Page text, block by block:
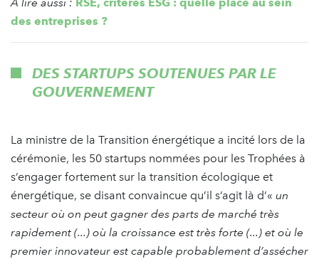
des entreprises ?
DES STARTUPS SOUTENUES PAR LE
GOUVERNEMENT
La ministre de la Transition énergétique a incité lors de la
cérémonie, les 50 startups nommées pour les Trophées à
s’engager fortement sur la transition écologique et
énergétique, se disant convaincue qu’il s’agit là d’« un
secteur où on peut gagner des parts de marché très
rapidement (...) où la croissance est très forte (...) et où le
premier innovateur est capable probablement d’assécher